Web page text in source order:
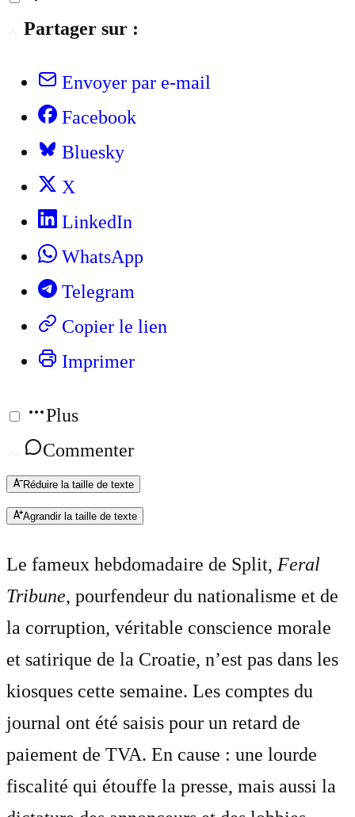
Partager sur :
Envoyer par e-mail
Facebook
Bluesky
X
LinkedIn
WhatsApp
Telegram
Copier le lien
Imprimer
Plus
Commenter
Réduire la taille de texte
Agrandir la taille de texte
Le fameux hebdomadaire de Split, Feral
Tribune, pourfendeur du nationalisme et de
la corruption, véritable conscience morale
et satirique de la Croatie, n’est pas dans les
kiosques cette semaine. Les comptes du
journal ont été saisis pour un retard de
paiement de TVA. En cause : une lourde
fiscalité qui étouffe la presse, mais aussi la